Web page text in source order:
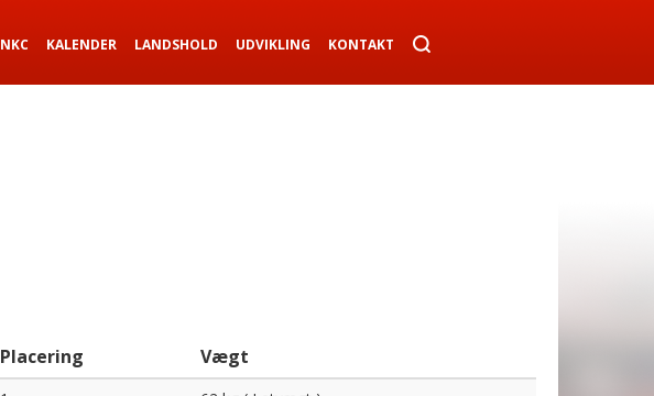
NKC KALENDER LANDSHOLD UDVIKLING KONTAKT
Placering Vægt